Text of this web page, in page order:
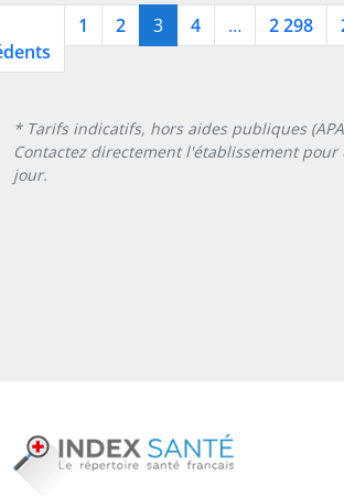
1 2 3 4 … 2 298
* Tarifs indicatifs, hors aides publiques (APA,
Contactez directement l'établissement
jour.